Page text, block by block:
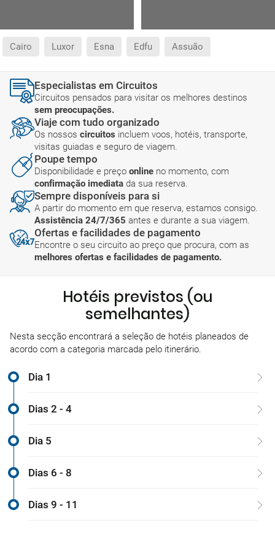
Cairo Luxor Esna Edfu Assuão
Especialistas em Circuitos
Circuitos pensados para visitar os melhores destinos
sem preocupações.
Viaje com tudo organizado
Os nossos circuitos incluem voos, hotéis, transporte,
visitas guiadas e seguro de viagem.
Poupe tempo
Disponibilidade e preço online no momento, com
confirmação imediata da sua reserva.
Sempre disponíveis para si
A partir do momento em que reserva, estamos consigo.
Assistência 24/7/365 antes e durante a sua viagem.
Ofertas e facilidades de pagamento
Encontre o seu circuito ao preço que procura, com as
melhores ofertas e facilidades de pagamento.
Hotéis previstos (ou
semelhantes)
Nesta secção encontrará a seleção de hotéis planeados de
acordo com a categoria marcada pelo itinerário.
Dia 1
Dias 2 - 4
Dia 5
Dias 6 - 8
Dias 9 - 11